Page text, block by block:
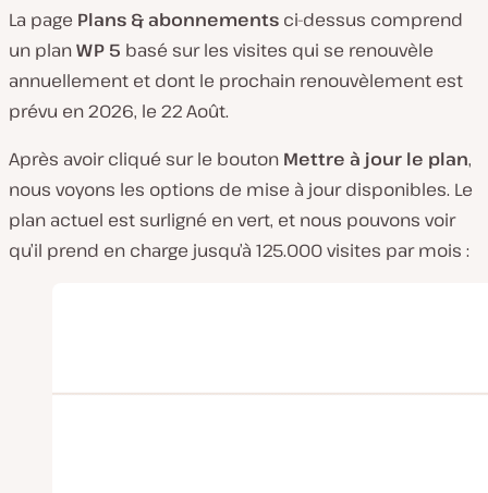
La page Plans & abonnements ci-dessus comprend
un planWP 5 basé sur les visites qui se renouvèle
annuellement et dont le prochain renouvèlement est
prévu en 2026, le 22 Août.
Après avoir cliqué sur le bouton Mettre à jour le plan,
nous voyons les options de mise à jour disponibles. Le
plan actuel est surligné en vert, et nous pouvons voir
qu’il prend en charge jusqu’à 125.000 visites par mois :